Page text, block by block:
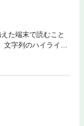
た端末で読むこと
文字列のハイライ
ん。頑張らない！
けのススメ「今度
でかけはしたいけれ
んか？ 今回は、そ
りおでかけスポッ
かけスポット道の